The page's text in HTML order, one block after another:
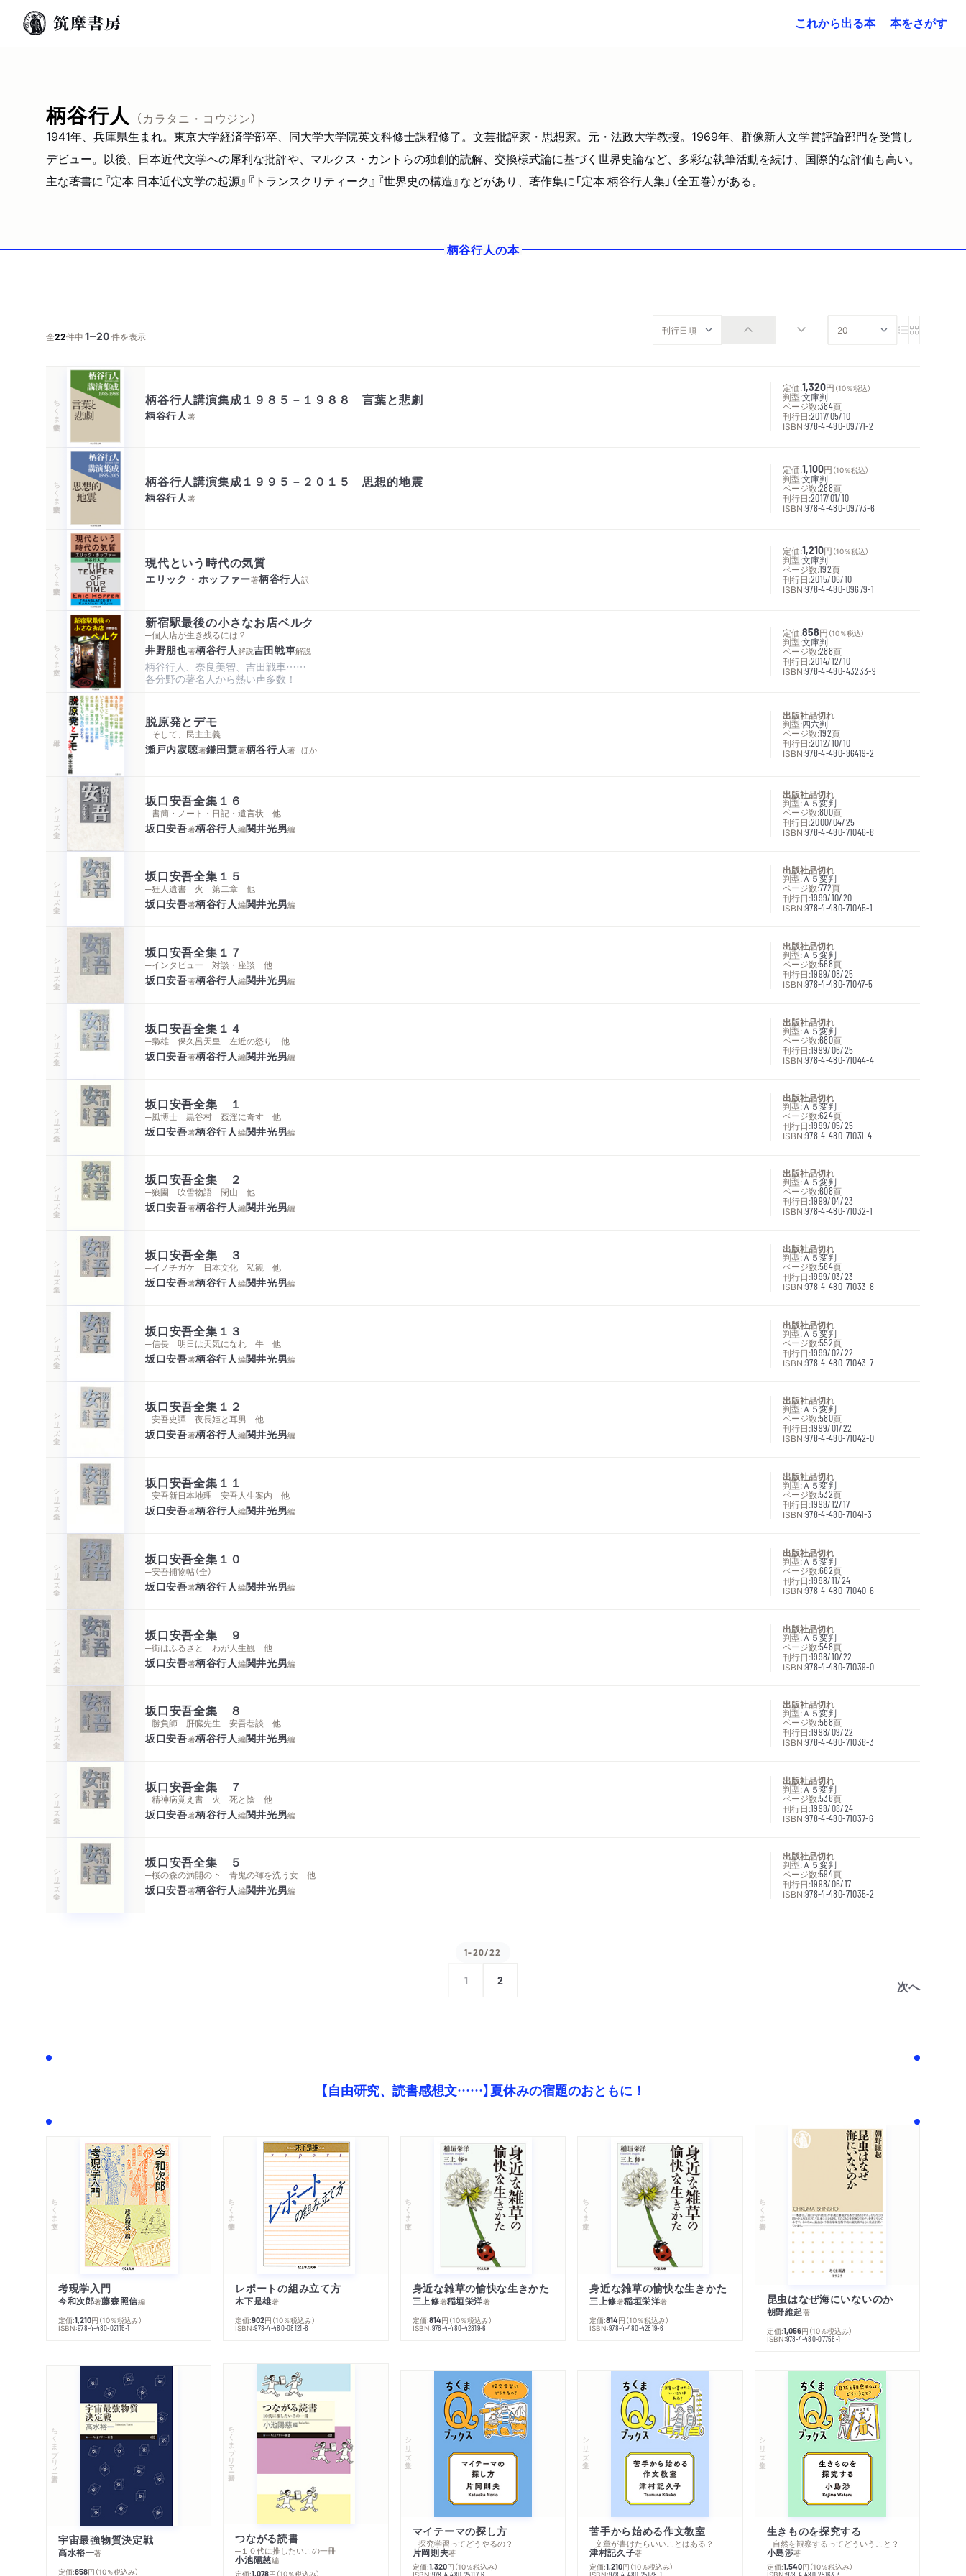
これから出る本 本をさがす
柄谷行人 （カラタニ・コウジン）
1941年、兵庫県生まれ。東京大学経済学部卒、同大学大学院英文科修士課程修了。文芸批評家・思想家。元・法政大学教授。1969年、群像新人文学賞評論部門を受賞し
デビュー。以後、日本近代文学への犀利な批評や、マルクス・カントらの独創的読解、交換様式論に基づく世界史論など、多彩な執筆活動を続け、国際的な評価も高い。
主な著書に『定本 日本近代文学の起源』『トランスクリティーク』『世界史の構造』などがあり、著作集に「定本 柄谷行人集」（全五巻）がある。
柄谷行人の本
全22件中1─20件を表示
ちくま学芸文庫 柄谷行人講演集成１９８５－１９８８ 言葉と悲劇
柄谷行人著
定価:1,320円 （10％税込）
判型:文庫判
ページ数:384頁
刊行日:2017/05/10
ISBN:978-4-480-09771-2
ちくま学芸文庫 柄谷行人講演集成１９９５－２０１５ 思想的地震
柄谷行人著
定価:1,100円 （10％税込）
判型:文庫判
ページ数:288頁
刊行日:2017/01/10
ISBN:978-4-480-09773-6
ちくま学芸文庫 現代という時代の気質
エリック・ホッファー著柄谷行人訳
定価:1,210円 （10％税込）
判型:文庫判
ページ数:192頁
刊行日:2015/06/10
ISBN:978-4-480-09679-1
ちくま文庫
新宿駅最後の小さなお店ベルク
─個人店が生き残るには？
井野朋也著柄谷行人解説吉田戦車解説
柄谷行人、奈良美智、吉田戦車……
各分野の著名人から熱い声多数！
定価:858円 （10％税込）
判型:文庫判
ページ数:288頁
刊行日:2014/12/10
ISBN:978-4-480-43233-9
脱原発とデモ
─そして、民主主義
瀬戸内寂聴著鎌田慧著柄谷行人著 ほか
出版社品切れ
判型:四六判
ページ数:192頁
刊行日:2012/10/10
ISBN:978-4-480-86419-2
シリーズ・全集
坂口安吾全集１６
─書簡・ノート・日記・遺言状 他
坂口安吾著柄谷行人編関井光男編
出版社品切れ
判型: Ａ５変判
ページ数:800頁
刊行日:2000/04/25
ISBN:978-4-480-71046-8
シリーズ・全集
坂口安吾全集１５
─狂人遺書 火 第二章 他
坂口安吾著柄谷行人編関井光男編
出版社品切れ
判型:Ａ５変判
ページ数:772頁
刊行日:1999/10/20
ISBN:978-4-480-71045-1
シリーズ・全集
坂口安吾全集１７
─インタビュー 対談・座談 他
坂口安吾著柄谷行人編関井光男編
出版社品切れ
判型:Ａ５変判
ページ数:568頁
刊行日:1999/08/25
ISBN:978-4-480-71047-5
シリーズ・全集
坂口安吾全集１４
─梟雄 保久呂天皇 左近の怒り 他
坂口安吾著柄谷行人編関井光男編
出版社品切れ
判型:Ａ５変判
ページ数:680頁
刊行日:1999/06/25
ISBN:978-4-480-71044-4
シリーズ・全集
坂口安吾全集 １
─風博士 黒谷村 姦淫に奇す 他
坂口安吾著柄谷行人編関井光男編
出版社品切れ
判型: Ａ５変判
ページ数:624頁
刊行日:1999/05/25
ISBN:978-4-480-71031-4
シリーズ・全集
坂口安吾全集 ２
─狼園 吹雪物語 閉山 他
坂口安吾著柄谷行人編関井光男編
出版社品切れ
判型: Ａ５変判
ページ数:608頁
刊行日:1999/04/23
ISBN:978-4-480-71032-1
シリーズ・全集
坂口安吾全集 ３
─イノチガケ 日本文化 私観 他
坂口安吾著柄谷行人編関井光男編
出版社品切れ
判型: Ａ５変判
ページ数:584頁
刊行日:1999/03/23
ISBN:978-4-480-71033-8
シリーズ・全集
坂口安吾全集１３
─信長 明日は天気になれ 牛 他
坂口安吾著柄谷行人編関井光男編
出版社品切れ
判型:Ａ５変判
ページ数:552頁
刊行日:1999/02/22
ISBN:978-4-480-71043-7
シリーズ・全集
坂口安吾全集１２
─安吾史譚 夜長姫と耳男 他
坂口安吾著柄谷行人編関井光男編
出版社品切れ
判型: Ａ５変判
ページ数:580頁
刊行日:1999/01/22
ISBN:978-4-480-71042-0
シリーズ・全集
坂口安吾全集１１
─安吾新日本地理 安吾人生案内 他
坂口安吾著柄谷行人編関井光男編
出版社品切れ
判型:Ａ５変判
ページ数:532頁
刊行日:1998/12/17
ISBN:978-4-480-71041-3
シリーズ・全集
坂口安吾全集１０
─安吾捕物帖（全）
坂口安吾著柄谷行人編関井光男編
出版社品切れ
判型:Ａ５変判
ページ数:682頁
刊行日:1998/11/24
ISBN:978-4-480-71040-6
シリーズ・全集
坂口安吾全集 ９
─街はふるさと わが人生観 他
坂口安吾著柄谷行人編関井光男編
出版社品切れ
判型:Ａ５変判
ページ数:548頁
刊行日:1998/10/22
ISBN:978-4-480-71039-0
シリーズ・全集
坂口安吾全集 ８
─勝負師 肝臓先生 安吾巷談 他
坂口安吾著柄谷行人編関井光男編
出版社品切れ
判型: Ａ５変判
ページ数:568頁
刊行日:1998/09/22
ISBN:978-4-480-71038-3
シリーズ・全集
坂口安吾全集 ７
─精神病覚え書 火 死と陰 他
坂口安吾著柄谷行人編関井光男編
出版社品切れ
判型:Ａ５変判
ページ数:538頁
刊行日:1998/08/24
ISBN:978-4-480-71037-6
シリーズ・全集
坂口安吾全集 ５
─桜の森の満開の下 青鬼の褌を洗う女 他
坂口安吾著柄谷行人編関井光男編
出版社品切れ
判型: Ａ５変判
ページ数:594頁
刊行日:1998/06/17
ISBN:978-4-480-71035-2
1-20/22
1 2 次へ
【自由研究、読書感想文……】夏休みの宿題のおともに！
ちくま文庫
考現学入門
今和次郎著藤森照信編
定価:1,210円 （10％税込み）
ISBN:978-4-480-02115-1
ちくま学芸文庫
レポートの組み立て方
木下是雄著
定価:902円 （10％税込み）
ISBN:978-4-480-08121-6
ちくま文庫
身近な雑草の愉快な生きかた
三上修著稲垣栄洋著
定価:814円 （10％税込み）
ISBN:978-4-480-42819-6
ちくま文庫
身近な雑草の愉快な生きかた
三上修著稲垣栄洋著
定価:814円 （10％税込み）
ISBN:978-4-480-42819-6
ちくま新書
昆虫はなぜ海にいないのか
朝野維起著
定価:1,056円 （10％税込み）
ISBN:978-4-480-07756-1
ちくまプリマー新書
宇宙最強物質決定戦
高水裕一著
定価:858円 （10％税込み）
ちくまプリマー新書
つながる読書
─１０代に推したいこの一冊
小池陽慈編
定価:1,078円 （10％税込み）
シリーズ・全集
マイテーマの探し方
─探究学習ってどうやるの？
片岡則夫著
定価:1,320円 （10％税込み）
シリーズ・全集
苦手から始める作文教室
─文章が書けたらいいことはある？
津村記久子著
定価:1,210円 （10％税込み）
シリーズ・全集
生きものを探究する
─自然を観察するってどういうこと？
小島渉著
定価:1,540円 （10％税込み）